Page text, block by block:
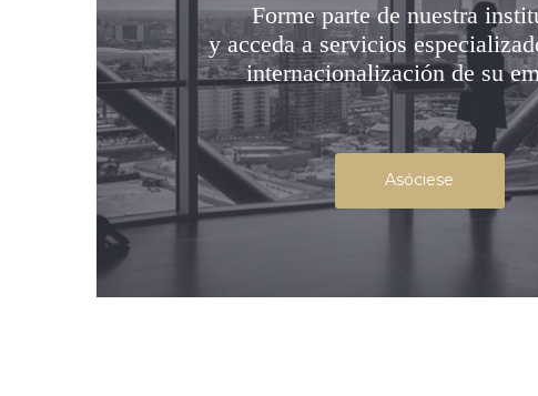
Forme parte de nuestra
y acceda a servicios
internacionalización de su
Asóciese